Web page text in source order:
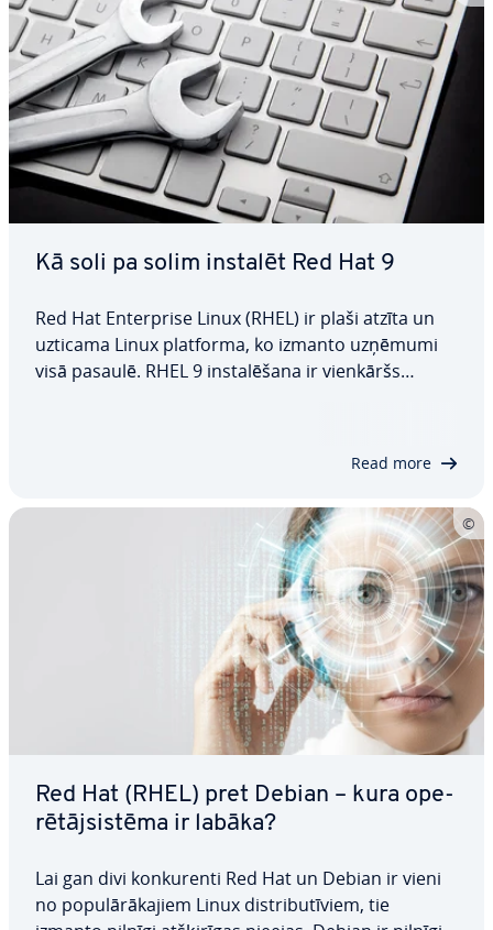
Kā soli pa solim instalēt Red Hat 9
Red Hat En­terpri­se Linux (RHEL) ir plaši atzīta un
uzticama Linux platforma, ko izmanto uzņēmumi
visā pasaulē. RHEL 9 in­sta­lē­ša­na ir vienkāršs
Read more
Red Hat (RHEL) pret Debian – kura ope­
rē­tājsis­tē­ma ir labāka?
Lai gan divi kon­ku­ren­ti Red Hat un Debian ir vieni
no po­pu­lā­rā­ka­jiem Linux dis­tri­bu­tī­viem, tie